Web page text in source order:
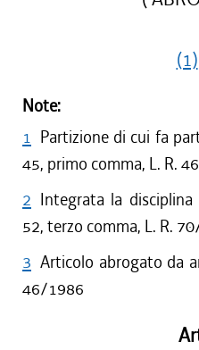
(1)
Note:
1 Partizione di cui fa
45, primo comma, L. R.
2 Integrata la
52, terzo comma, L. R.
3 Articolo abrogato da
46/1986